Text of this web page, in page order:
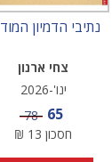
נתיבי הדמיון
צחי ארנון
ינו'-2026
מחיר מבצע
65 מחיר
78
חסכון 13
₪